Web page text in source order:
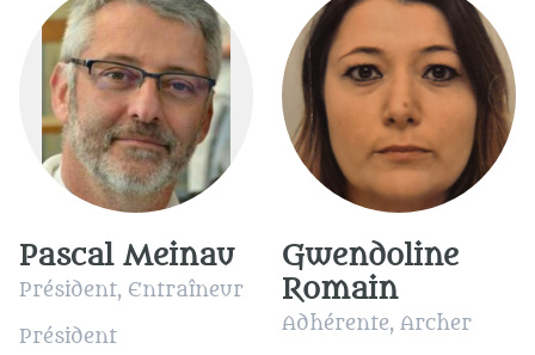
Pascal Meinau
Président, Entraîneur
Président
Gwendoline
Romain
Adhérente, Archer